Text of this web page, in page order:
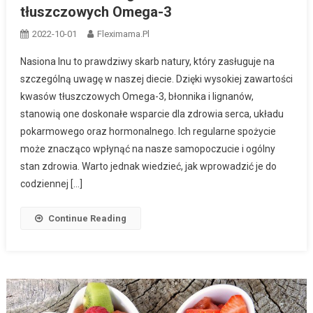
tłuszczowych Omega-3
2022-10-01 Fleximama.pl
Nasiona lnu to prawdziwy skarb natury, który zasługuje na
szczególną uwagę w naszej diecie. Dzięki wysokiej zawartości
kwasów tłuszczowych Omega-3, błonnika i lignanów,
stanowią one doskonałe wsparcie dla zdrowia serca, układu
pokarmowego oraz hormonalnego. Ich regularne spożycie
może znacząco wpłynąć na nasze samopoczucie i ogólny
stan zdrowia. Warto jednak wiedzieć, jak wprowadzić je do
codziennej […]
Continue Reading